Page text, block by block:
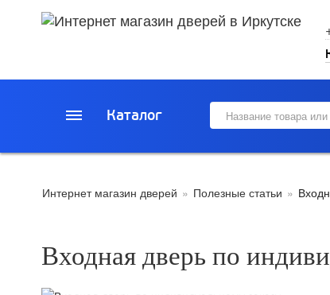
Каталог
Интернет магазин дверей » Полезные статьи »
Входная дверь по